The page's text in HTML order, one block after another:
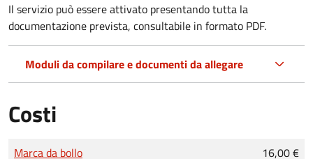
Il servizio può essere attivato presentando tutta la
documentazione prevista, consultabile in formato PDF.
Moduli da compilare e documenti da allegare
Costi
Tipo di pagamento
Importo
Marca da bollo
16,00 €